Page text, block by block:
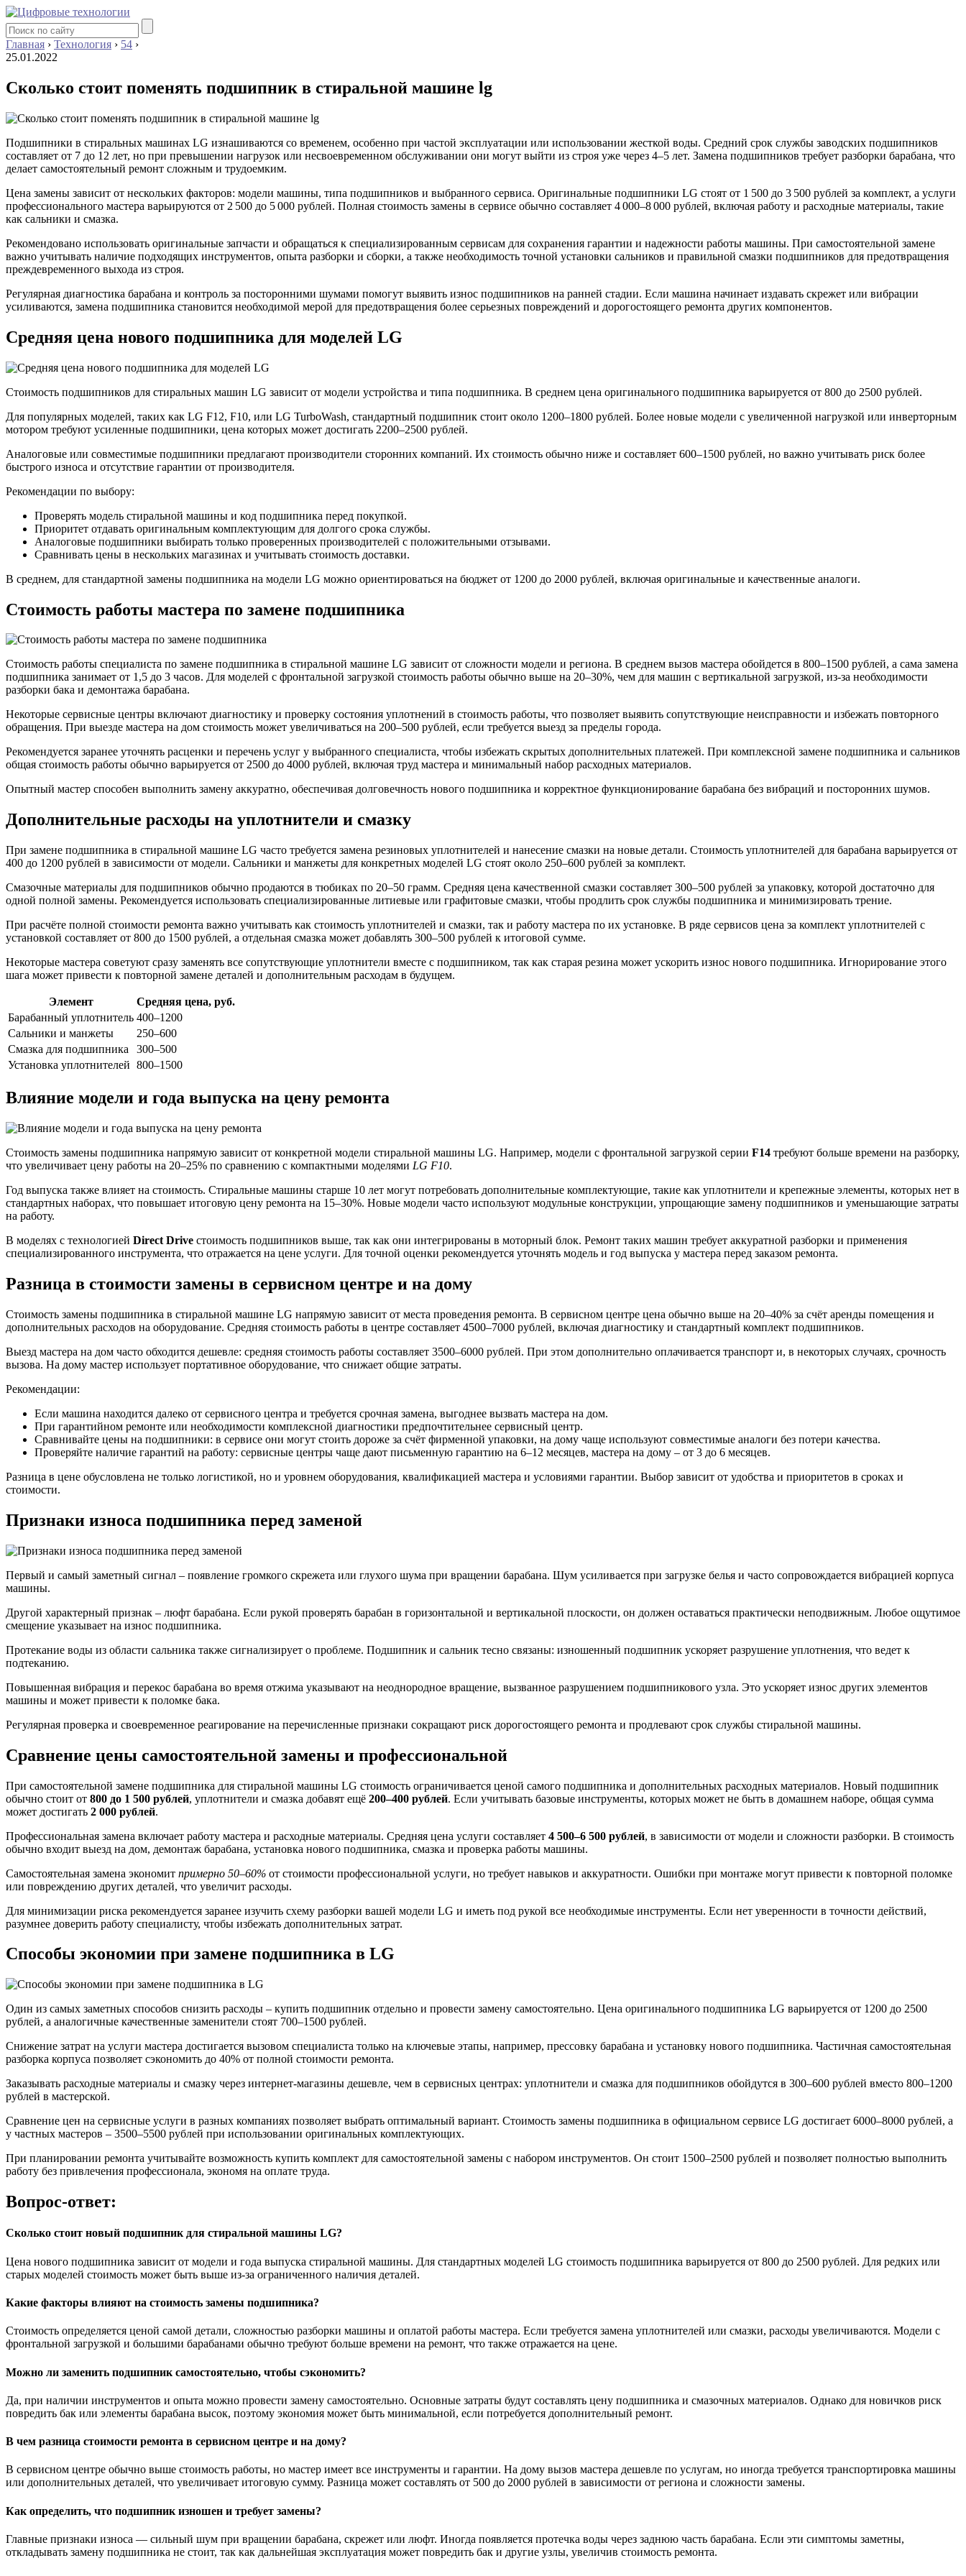
Главная › Технология › 54 ›
25.01.2022
Сколько стоит поменять подшипник в стиральной машине lg
Подшипники в стиральных машинах LG изнашиваются со временем, особенно при частой эксплуатации или использовании жесткой воды. Средний срок службы заводских подшипников
составляет от 7 до 12 лет, но при превышении нагрузок или несвоевременном обслуживании они могут выйти из строя уже через 4–5 лет. Замена подшипников требует разборки барабана, что
делает самостоятельный ремонт сложным и трудоемким.
Цена замены зависит от нескольких факторов: модели машины, типа подшипников и выбранного сервиса. Оригинальные подшипники LG стоят от 1 500 до 3 500 рублей за комплект, а услуги
профессионального мастера варьируются от 2 500 до 5 000 рублей. Полная стоимость замены в сервисе обычно составляет 4 000–8 000 рублей, включая работу и расходные материалы, такие
как сальники и смазка.
Рекомендовано использовать оригинальные запчасти и обращаться к специализированным сервисам для сохранения гарантии и надежности работы машины. При самостоятельной замене
важно учитывать наличие подходящих инструментов, опыта разборки и сборки, а также необходимость точной установки сальников и правильной смазки подшипников для предотвращения
преждевременного выхода из строя.
Регулярная диагностика барабана и контроль за посторонними шумами помогут выявить износ подшипников на ранней стадии. Если машина начинает издавать скрежет или вибрации
усиливаются, замена подшипника становится необходимой мерой для предотвращения более серьезных повреждений и дорогостоящего ремонта других компонентов.
Средняя цена нового подшипника для моделей LG
Стоимость подшипников для стиральных машин LG зависит от модели устройства и типа подшипника. В среднем цена оригинального подшипника варьируется от 800 до 2500 рублей.
Для популярных моделей, таких как LG F12, F10, или LG TurboWash, стандартный подшипник стоит около 1200–1800 рублей. Более новые модели с увеличенной нагрузкой или инверторным
мотором требуют усиленные подшипники, цена которых может достигать 2200–2500 рублей.
Аналоговые или совместимые подшипники предлагают производители сторонних компаний. Их стоимость обычно ниже и составляет 600–1500 рублей, но важно учитывать риск более
быстрого износа и отсутствие гарантии от производителя.
Рекомендации по выбору:
Проверять модель стиральной машины и код подшипника перед покупкой.
Приоритет отдавать оригинальным комплектующим для долгого срока службы.
Аналоговые подшипники выбирать только проверенных производителей с положительными отзывами.
Сравнивать цены в нескольких магазинах и учитывать стоимость доставки.
В среднем, для стандартной замены подшипника на модели LG можно ориентироваться на бюджет от 1200 до 2000 рублей, включая оригинальные и качественные аналоги.
Стоимость работы мастера по замене подшипника
Стоимость работы специалиста по замене подшипника в стиральной машине LG зависит от сложности модели и региона. В среднем вызов мастера обойдется в 800–1500 рублей, а сама замена
подшипника занимает от 1,5 до 3 часов. Для моделей с фронтальной загрузкой стоимость работы обычно выше на 20–30%, чем для машин с вертикальной загрузкой, из-за необходимости
разборки бака и демонтажа барабана.
Некоторые сервисные центры включают диагностику и проверку состояния уплотнений в стоимость работы, что позволяет выявить сопутствующие неисправности и избежать повторного
обращения. При выезде мастера на дом стоимость может увеличиваться на 200–500 рублей, если требуется выезд за пределы города.
Рекомендуется заранее уточнять расценки и перечень услуг у выбранного специалиста, чтобы избежать скрытых дополнительных платежей. При комплексной замене подшипника и сальников
общая стоимость работы обычно варьируется от 2500 до 4000 рублей, включая труд мастера и минимальный набор расходных материалов.
Опытный мастер способен выполнить замену аккуратно, обеспечивая долговечность нового подшипника и корректное функционирование барабана без вибраций и посторонних шумов.
Дополнительные расходы на уплотнители и смазку
При замене подшипника в стиральной машине LG часто требуется замена резиновых уплотнителей и нанесение смазки на новые детали. Стоимость уплотнителей для барабана варьируется от
400 до 1200 рублей в зависимости от модели. Сальники и манжеты для конкретных моделей LG стоят около 250–600 рублей за комплект.
Смазочные материалы для подшипников обычно продаются в тюбиках по 20–50 грамм. Средняя цена качественной смазки составляет 300–500 рублей за упаковку, которой достаточно для
одной полной замены. Рекомендуется использовать специализированные литиевые или графитовые смазки, чтобы продлить срок службы подшипника и минимизировать трение.
При расчёте полной стоимости ремонта важно учитывать как стоимость уплотнителей и смазки, так и работу мастера по их установке. В ряде сервисов цена за комплект уплотнителей с
установкой составляет от 800 до 1500 рублей, а отдельная смазка может добавлять 300–500 рублей к итоговой сумме.
Некоторые мастера советуют сразу заменять все сопутствующие уплотнители вместе с подшипником, так как старая резина может ускорить износ нового подшипника. Игнорирование этого
шага может привести к повторной замене деталей и дополнительным расходам в будущем.
Элемент
Средняя цена, руб.
Барабанный уплотнитель 400–1200
Сальники и манжеты
250–600
Смазка для подшипника
300–500
Установка уплотнителей 800–1500
Влияние модели и года выпуска на цену ремонта
Стоимость замены подшипника напрямую зависит от конкретной модели стиральной машины LG. Например, модели с фронтальной загрузкой серии F14 требуют больше времени на разборку,
что увеличивает цену работы на 20–25% по сравнению с компактными моделями LG F10.
Год выпуска также влияет на стоимость. Стиральные машины старше 10 лет могут потребовать дополнительные комплектующие, такие как уплотнители и крепежные элементы, которых нет в
стандартных наборах, что повышает итоговую цену ремонта на 15–30%. Новые модели часто используют модульные конструкции, упрощающие замену подшипников и уменьшающие затраты
на работу.
В моделях с технологией Direct Drive стоимость подшипников выше, так как они интегрированы в моторный блок. Ремонт таких машин требует аккуратной разборки и применения
специализированного инструмента, что отражается на цене услуги. Для точной оценки рекомендуется уточнять модель и год выпуска у мастера перед заказом ремонта.
Разница в стоимости замены в сервисном центре и на дому
Стоимость замены подшипника в стиральной машине LG напрямую зависит от места проведения ремонта. В сервисном центре цена обычно выше на 20–40% за счёт аренды помещения и
дополнительных расходов на оборудование. Средняя стоимость работы в центре составляет 4500–7000 рублей, включая диагностику и стандартный комплект подшипников.
Выезд мастера на дом часто обходится дешевле: средняя стоимость работы составляет 3500–6000 рублей. При этом дополнительно оплачивается транспорт и, в некоторых случаях, срочность
вызова. На дому мастер использует портативное оборудование, что снижает общие затраты.
Рекомендации:
Если машина находится далеко от сервисного центра и требуется срочная замена, выгоднее вызвать мастера на дом.
При гарантийном ремонте или необходимости комплексной диагностики предпочтительнее сервисный центр.
Сравнивайте цены на подшипники: в сервисе они могут стоить дороже за счёт фирменной упаковки, на дому чаще используют совместимые аналоги без потери качества.
Проверяйте наличие гарантий на работу: сервисные центры чаще дают письменную гарантию на 6–12 месяцев, мастера на дому – от 3 до 6 месяцев.
Разница в цене обусловлена не только логистикой, но и уровнем оборудования, квалификацией мастера и условиями гарантии. Выбор зависит от удобства и приоритетов в сроках и
стоимости.
Признаки износа подшипника перед заменой
Первый и самый заметный сигнал – появление громкого скрежета или глухого шума при вращении барабана. Шум усиливается при загрузке белья и часто сопровождается вибрацией корпуса
машины.
Другой характерный признак – люфт барабана. Если рукой проверять барабан в горизонтальной и вертикальной плоскости, он должен оставаться практически неподвижным. Любое ощутимое
смещение указывает на износ подшипника.
Протекание воды из области сальника также сигнализирует о проблеме. Подшипник и сальник тесно связаны: изношенный подшипник ускоряет разрушение уплотнения, что ведет к
подтеканию.
Повышенная вибрация и перекос барабана во время отжима указывают на неоднородное вращение, вызванное разрушением подшипникового узла. Это ускоряет износ других элементов
машины и может привести к поломке бака.
Регулярная проверка и своевременное реагирование на перечисленные признаки сокращают риск дорогостоящего ремонта и продлевают срок службы стиральной машины.
Сравнение цены самостоятельной замены и профессиональной
При самостоятельной замене подшипника для стиральной машины LG стоимость ограничивается ценой самого подшипника и дополнительных расходных материалов. Новый подшипник
обычно стоит от 800 до 1 500 рублей, уплотнители и смазка добавят ещё 200–400 рублей. Если учитывать базовые инструменты, которых может не быть в домашнем наборе, общая сумма
может достигать 2 000 рублей.
Профессиональная замена включает работу мастера и расходные материалы. Средняя цена услуги составляет 4 500–6 500 рублей, в зависимости от модели и сложности разборки. В стоимость
обычно входит выезд на дом, демонтаж барабана, установка нового подшипника, смазка и проверка работы машины.
Самостоятельная замена экономит примерно 50–60% от стоимости профессиональной услуги, но требует навыков и аккуратности. Ошибки при монтаже могут привести к повторной поломке
или повреждению других деталей, что увеличит расходы.
Для минимизации риска рекомендуется заранее изучить схему разборки вашей модели LG и иметь под рукой все необходимые инструменты. Если нет уверенности в точности действий,
разумнее доверить работу специалисту, чтобы избежать дополнительных затрат.
Способы экономии при замене подшипника в LG
Один из самых заметных способов снизить расходы – купить подшипник отдельно и провести замену самостоятельно. Цена оригинального подшипника LG варьируется от 1200 до 2500
рублей, а аналогичные качественные заменители стоят 700–1500 рублей.
Снижение затрат на услуги мастера достигается вызовом специалиста только на ключевые этапы, например, прессовку барабана и установку нового подшипника. Частичная самостоятельная
разборка корпуса позволяет сэкономить до 40% от полной стоимости ремонта.
Заказывать расходные материалы и смазку через интернет-магазины дешевле, чем в сервисных центрах: уплотнители и смазка для подшипников обойдутся в 300–600 рублей вместо 800–1200
рублей в мастерской.
Сравнение цен на сервисные услуги в разных компаниях позволяет выбрать оптимальный вариант. Стоимость замены подшипника в официальном сервисе LG достигает 6000–8000 рублей, а
у частных мастеров – 3500–5500 рублей при использовании оригинальных комплектующих.
При планировании ремонта учитывайте возможность купить комплект для самостоятельной замены с набором инструментов. Он стоит 1500–2500 рублей и позволяет полностью выполнить
работу без привлечения профессионала, экономя на оплате труда.
Вопрос-ответ:
Сколько стоит новый подшипник для стиральной машины LG?
Цена нового подшипника зависит от модели и года выпуска стиральной машины. Для стандартных моделей LG стоимость подшипника варьируется от 800 до 2500 рублей. Для редких или
старых моделей стоимость может быть выше из-за ограниченного наличия деталей.
Какие факторы влияют на стоимость замены подшипника?
Стоимость определяется ценой самой детали, сложностью разборки машины и оплатой работы мастера. Если требуется замена уплотнителей или смазки, расходы увеличиваются. Модели с
фронтальной загрузкой и большими барабанами обычно требуют больше времени на ремонт, что также отражается на цене.
Можно ли заменить подшипник самостоятельно, чтобы сэкономить?
Да, при наличии инструментов и опыта можно провести замену самостоятельно. Основные затраты будут составлять цену подшипника и смазочных материалов. Однако для новичков риск
повредить бак или элементы барабана высок, поэтому экономия может быть минимальной, если потребуется дополнительный ремонт.
В чем разница стоимости ремонта в сервисном центре и на дому?
В сервисном центре обычно выше стоимость работы, но мастер имеет все инструменты и гарантии. На дому вызов мастера дешевле по услугам, но иногда требуется транспортировка машины
или дополнительных деталей, что увеличивает итоговую сумму. Разница может составлять от 500 до 2000 рублей в зависимости от региона и сложности замены.
Как определить, что подшипник изношен и требует замены?
Главные признаки износа — сильный шум при вращении барабана, скрежет или люфт. Иногда появляется протечка воды через заднюю часть барабана. Если эти симптомы заметны,
откладывать замену подшипника не стоит, так как дальнейшая эксплуатация может повредить бак и другие узлы, увеличив стоимость ремонта.